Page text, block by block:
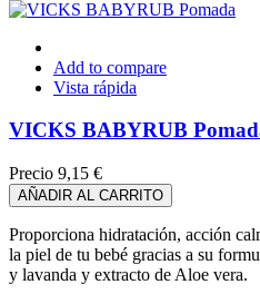
Add to compare
Vista rápida
VICKS BABYRUB
Precio 9,15 €
AÑADIR AL CARRITO
Proporciona hidratación, acción
la piel de tu bebé gracias a su
y lavanda y extracto de Aloe vera.